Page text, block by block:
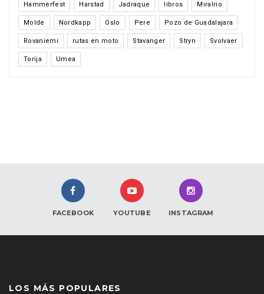
Hammerfest Harstad Jadraque libros Miralrio
Molde Nordkapp Oslo Pere Pozo de Guadalajara
Rovaniemi rutas en moto Stavanger Stryn Svolvaer
Torija Umea
FACEBOOK YOUTUBE INSTAGRAM
LOS MÁS POPULARES